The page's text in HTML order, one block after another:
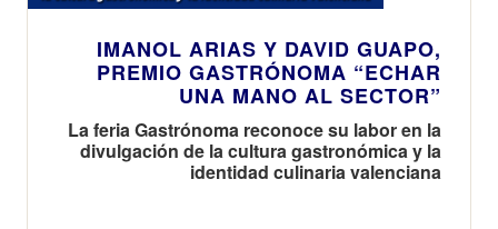
IMANOL ARIAS Y DAVID GUAPO,
PREMIO GASTRÓNOMA “ECHAR
UNA MANO AL SECTOR”
La feria Gastrónoma reconoce su labor en la
divulgación de la cultura gastronómica y la
identidad culinaria valenciana